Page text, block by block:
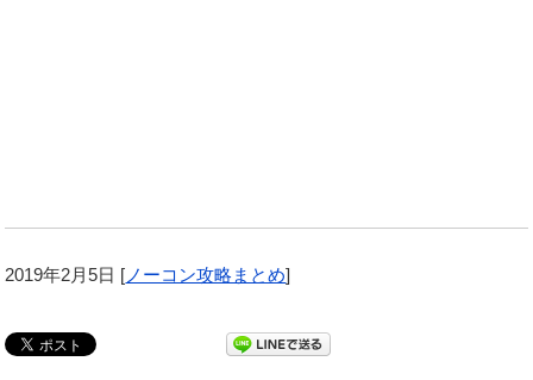
2019年2月5日 [ ノーコン攻略まとめ]